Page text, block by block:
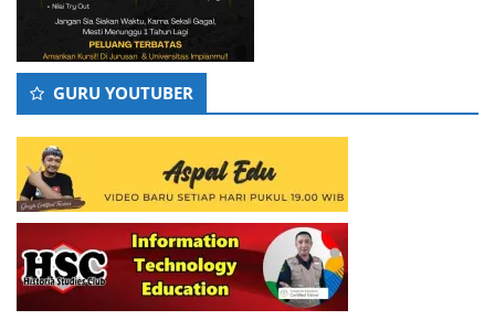
GURU YOUTUBER